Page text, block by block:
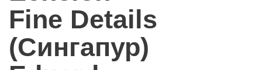
Fine Details
(Сингапур)